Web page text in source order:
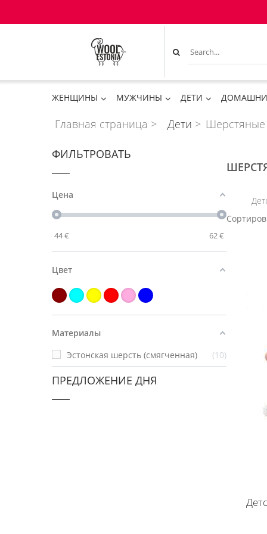
ЖЕНЩИНЫ МУЖЧИНЫ ДЕТИ
Главная страница > Дети >
ФИЛЬТРОВАТЬ
Цена
44€ 62€
Цвет
Материалы
Эстонская шерсть (смягченная)
10
ПРЕДЛОЖЕНИЕ ДНЯ